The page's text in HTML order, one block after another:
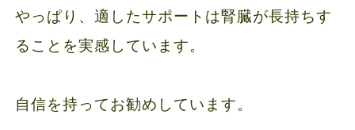
やっぱり、適したサポートは腎臓が長持ちす
ることを実感しています。
自信を持ってお勧めしています。